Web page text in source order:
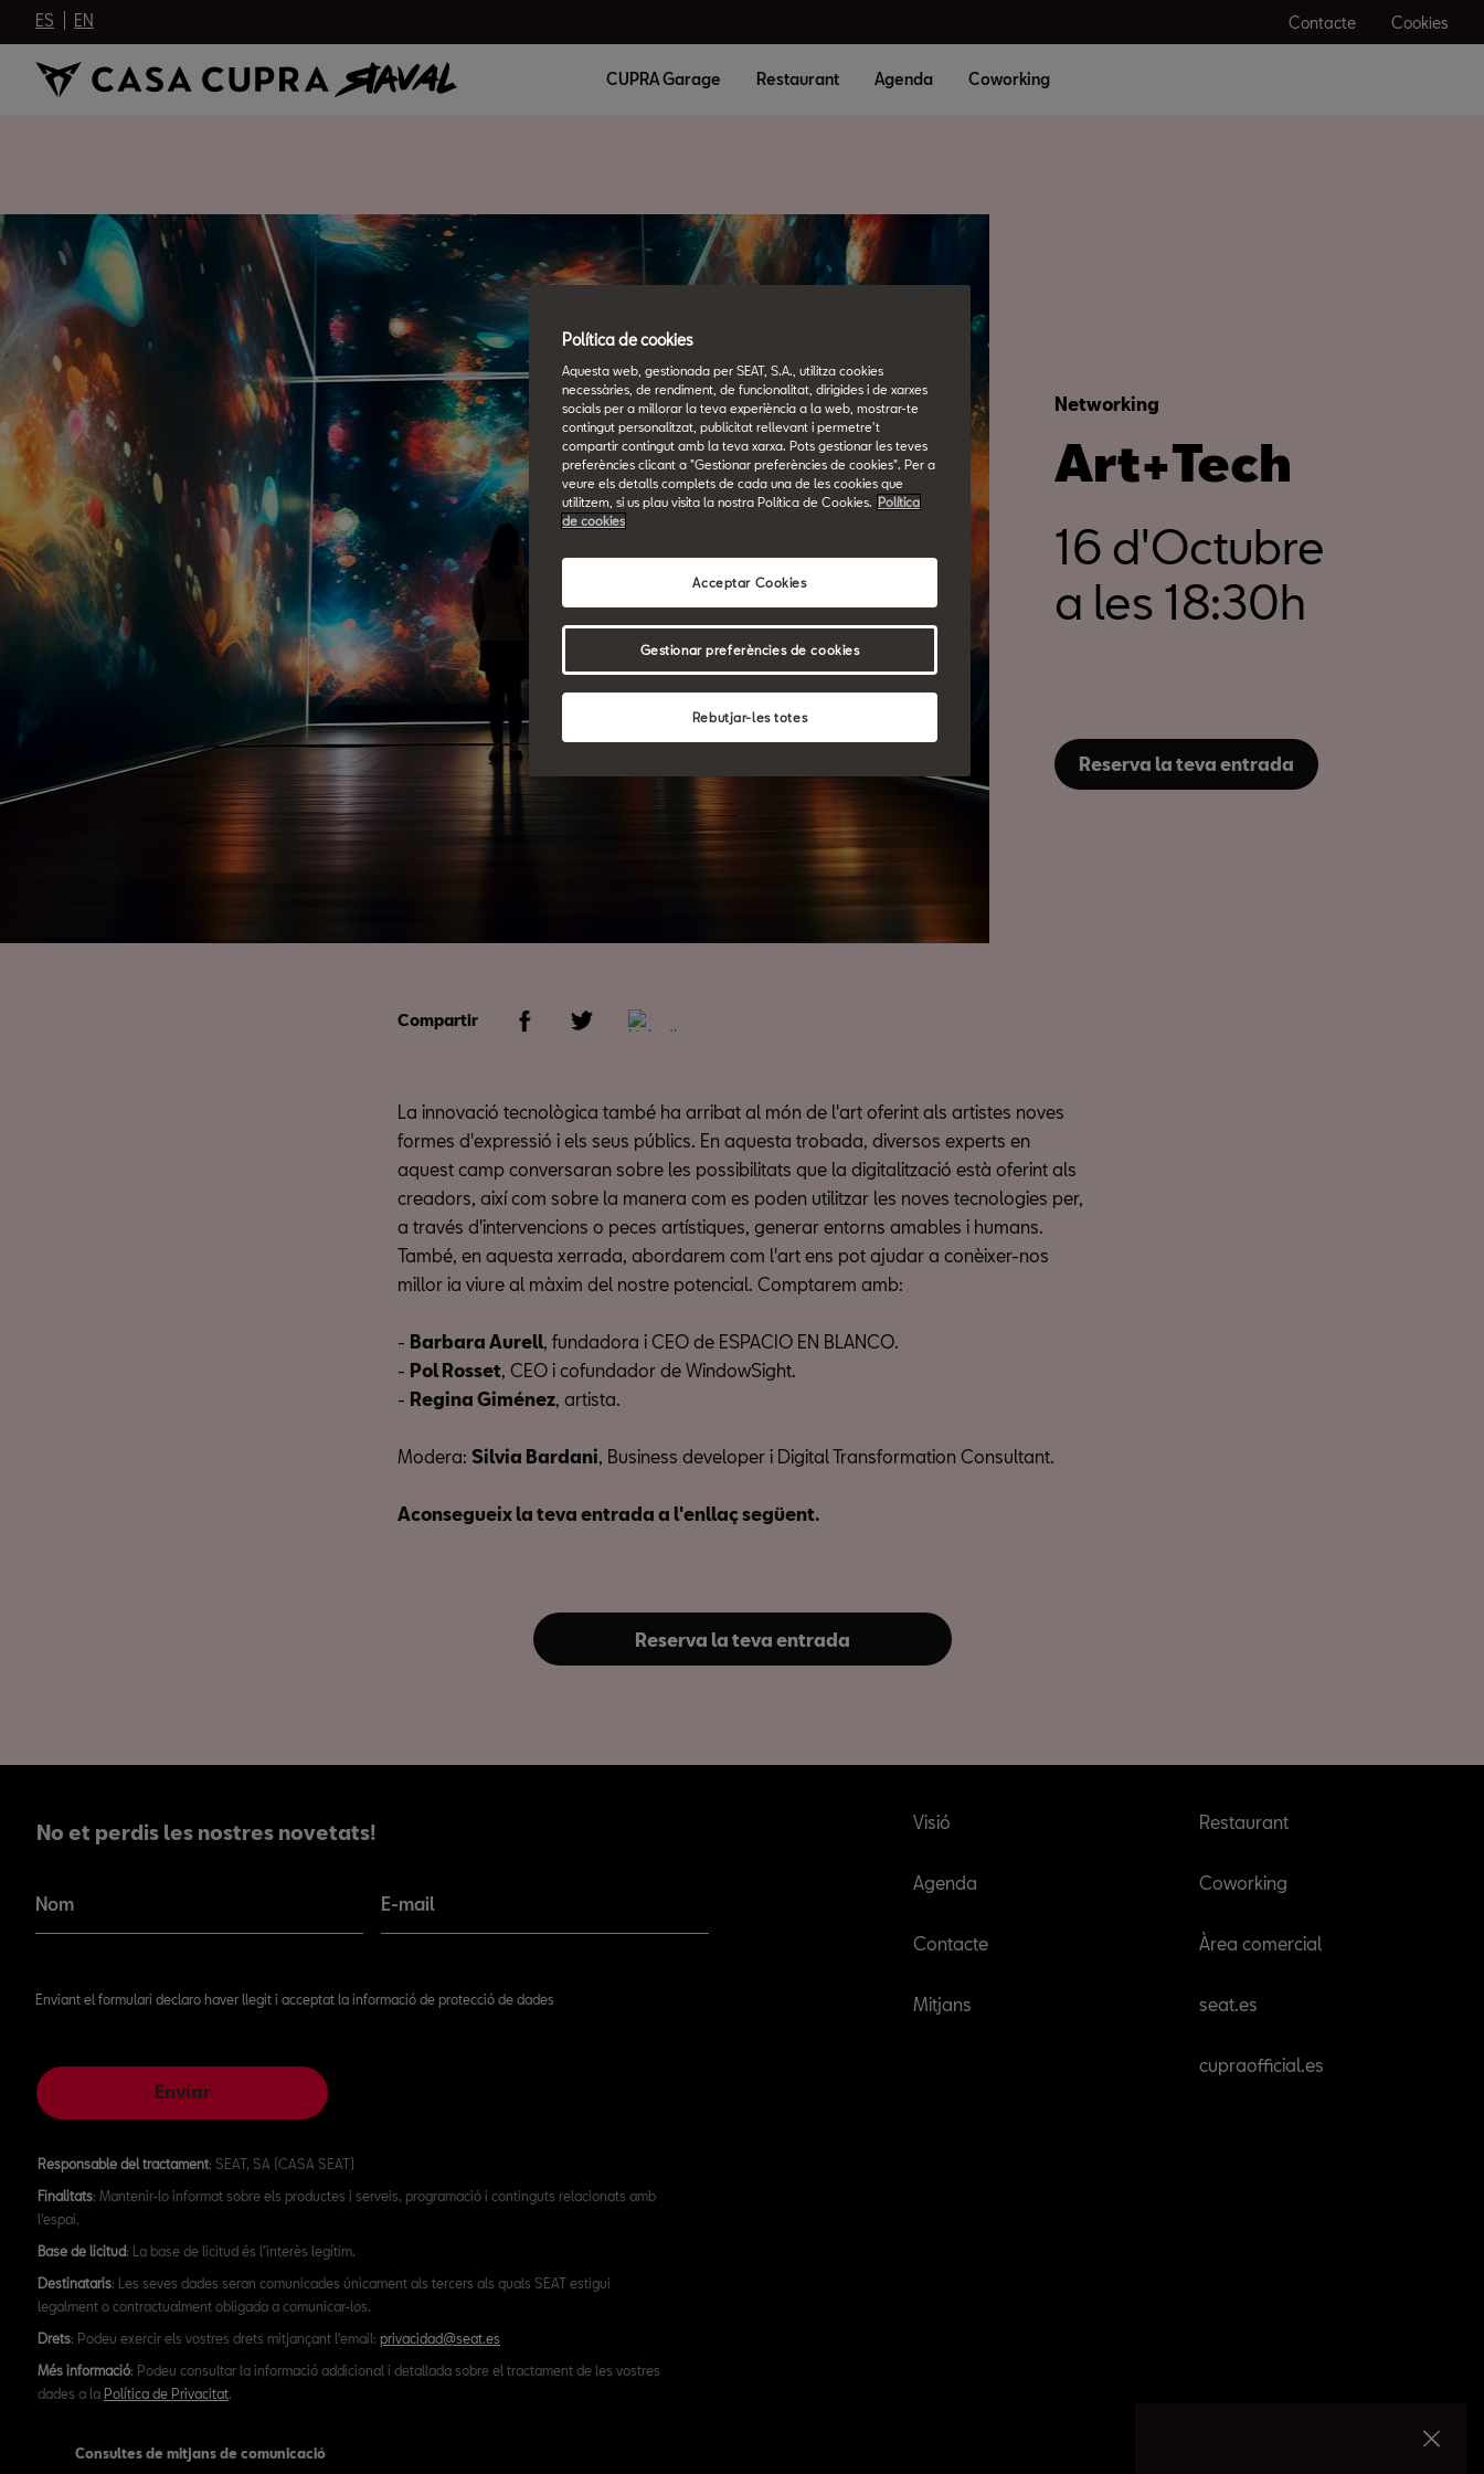
ES EN Contacte Cookies
CUPRA Garage Restaurant Agenda Coworking
Networking
Art+Tech
16 d'Octubre
a les 18:30h
Reserva la teva entrada
Compartir
La innovació tecnològica també ha arribat al món de l'art oferint als artistes noves
formes d'expressió i els seus públics. En aquesta trobada, diversos experts en
aquest camp conversaran sobre les possibilitats que la digitalització està oferint als
creadors, així com sobre la manera com es poden utilitzar les noves tecnologies per,
a través d'intervencions o peces artístiques, generar entorns amables i humans.
També, en aquesta xerrada, abordarem com l'art ens pot ajudar a conèixer-nos
millor ia viure al màxim del nostre potencial. Comptarem amb:
- Barbara Aurell, fundadora i CEO de ESPACIO EN BLANCO.
- Pol Rosset, CEO i cofundador de WindowSight.
- Regina Giménez, artista.
Modera: Silvia Bardani, Business developer i Digital Transformation Consultant.
Aconsegueix la teva entrada a l'enllaç següent.
Reserva la teva entrada
No et perdis les nostres novetats!
Nom E-mail
Enviant el formulari declaro haver llegit i acceptat la informació de protecció de dades
Enviar
Responsable del tractament: SEAT, SA (CASA SEAT)
Finalitats: Mantenir-lo informat sobre els productes i serveis, programació i continguts relacionats amb
l'espai.
Base de licitud: La base de licitud és l’interès legítim.
Destinataris: Les seves dades seran comunicades únicament als tercers als quals SEAT estigui
legalment o contractualment obligada a comunicar-los.
Drets: Podeu exercir els vostres drets mitjançant l'email: privacidad@seat.es
Més informació: Podeu consultar la informació addicional i detallada sobre el tractament de les vostres
dades a la Política de Privacitat.
Visió
Agenda
Contacte
Mitjans
Restaurant
Coworking
Àrea comercial
seat.es
cupraofficial.es
Consultes de mitjans de comunicació
Política de cookies
Aquesta web, gestionada per SEAT, S.A., utilitza cookies
necessàries, de rendiment, de funcionalitat, dirigides i de xarxes
socials per a millorar la teva experiència a la web, mostrar-te
contingut personalitzat, publicitat rellevant i permetre't
compartir contingut amb la teva xarxa. Pots gestionar les teves
preferències clicant a "Gestionar preferències de cookies". Per a
veure els detalls complets de cada una de les cookies que
utilitzem, si us plau visita la nostra Política de Cookies.
Política
de cookies
Rebutjar-les totes
Acceptar Cookies
Gestionar preferències de cookies